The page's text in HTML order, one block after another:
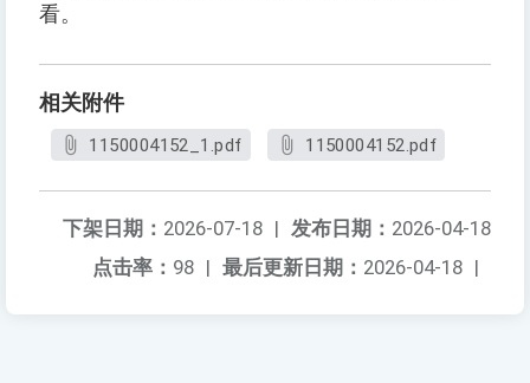
看。
相关附件
1150004152_1.pdf 1150004152.pdf
发布日期： 2026-04-18
下架日期： 2026-07-18 |
最后更新日期： 2026-04-18 |
点击率： 98 |